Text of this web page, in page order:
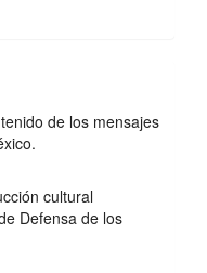
de los mensajes
cultural
Defensa de los